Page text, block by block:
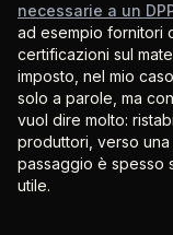
necessarie a un
ad esempio fornitori
certificazioni sul
imposto, nel mio
solo a parole, ma
vuol dire molto:
produttori, verso
passaggio è spesso
utile.